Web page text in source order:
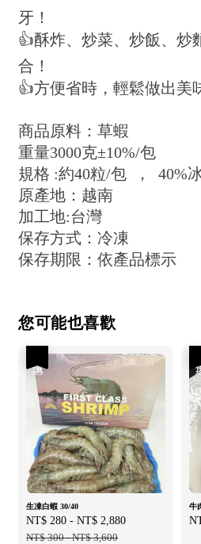
牙！
👍酥炸、炒菜、炒飯、炒
合！
👍方便省時，輕鬆做出美
商品原料：草蝦
重量3000克±10%/包
規格 :約40粒/包 ， 40%
原產地：越南
加工地:台灣
保存方式：冷凍
保存期限：依產品標示
您可能也喜歡
生凍白蝦 30/40
Sale
price
NT$ 280 - NT$ 2,880
NT$ 300-NT$ 3,600
牛